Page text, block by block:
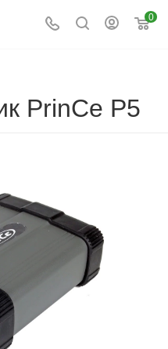
0
PrinCe P5